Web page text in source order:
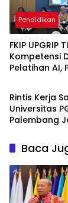
Pendidikan
FKIP UPGRIP
Kompetensi
Pelatihan AI,
Pendidikan
Rintis Kerja
Universitas
Palembang
Pemerintah
MesujiBaca